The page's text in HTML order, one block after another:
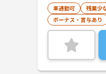
車通勤可 残業少
ボーナス・賞与あり